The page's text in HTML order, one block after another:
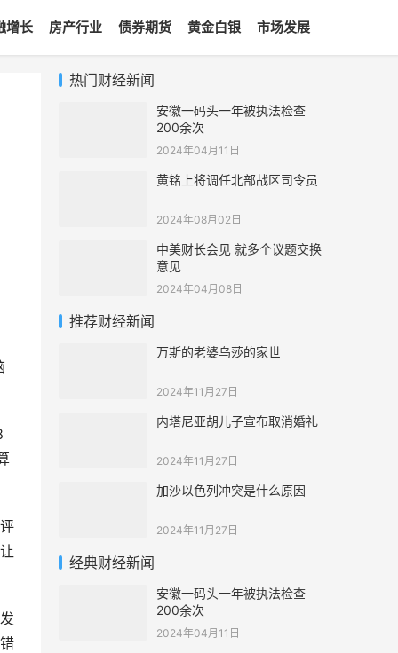
增长 房产行业 债券期货 黄金白银 市场发展
热门财经新闻
安徽一码头一年被执法检查
200余次
2024年04月11日
黄铭上将调任北部战区司令员
2024年08月02日
中美财长会见 就多个议题交换
意见
2024年04月08日
推荐财经新闻
万斯的老婆乌莎的家世
2024年11月27日
内塔尼亚胡儿子宣布取消婚礼
2024年11月27日
加沙以色列冲突是什么原因
2024年11月27日
经典财经新闻
安徽一码头一年被执法检查
200余次
2024年04月11日